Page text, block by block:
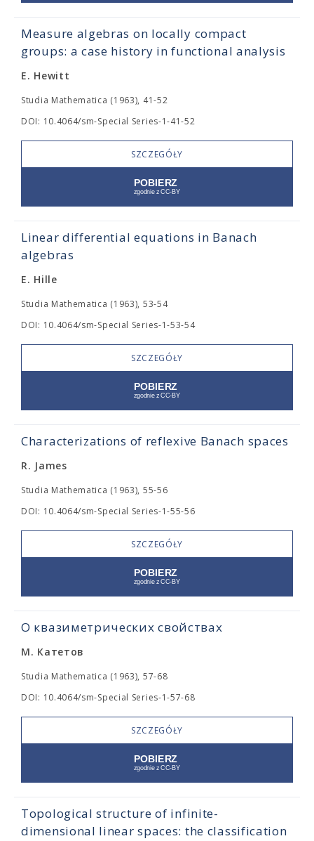
Measure algebras on locally compact
groups: a case history in functional analysis
E. Hewitt
Studia Mathematica (1963), 41-52
DOI: 10.4064/sm-Special Series-1-41-52
SZCZEGÓŁY
Linear differential equations in Banach
algebras
E. Hille
Studia Mathematica (1963), 53-54
DOI: 10.4064/sm-Special Series-1-53-54
SZCZEGÓŁY
Characterizations of reflexive Banach spaces
R. James
Studia Mathematica (1963), 55-56
DOI: 10.4064/sm-Special Series-1-55-56
SZCZEGÓŁY
О квазиметрических свойствах
М. Катетов
Studia Mathematica (1963), 57-68
DOI: 10.4064/sm-Special Series-1-57-68
SZCZEGÓŁY
Topological structure of infinite-
dimensional linear spaces: the classification